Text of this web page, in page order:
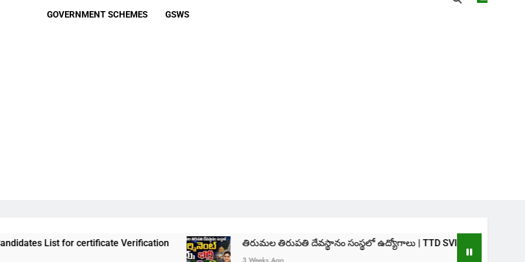
GOVERNMENT SCHEMES GSWS
certificate Verification తిరుమల తిరుపతి దేవస్థానం సంస్థలో ఉద్యోగాలు | TTD SVIMS Direct Recruitment 2026